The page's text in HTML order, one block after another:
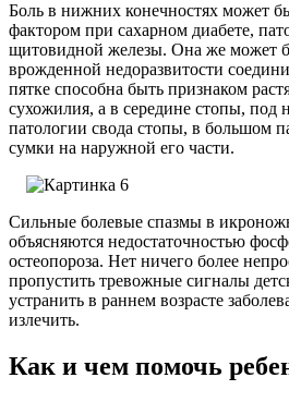
Боль в нижних конечностях может
фактором при сахарном диабете,
щитовидной железы. Она же может
врожденной недоразвитости
пятке способна быть признаком
сухожилия, а в середине стопы, под
патологии свода стопы, в большом
сумки на наружной его части.
Сильные болевые спазмы в
объясняются недостаточностью
остеопороза. Нет ничего более
пропустить тревожные сигналы
устранить в раннем возрасте
излечить.
Как и чем помочь